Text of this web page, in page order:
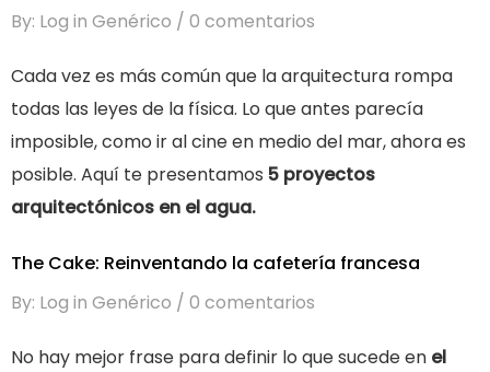
By: Log in Genérico
0 comentarios
Cada vez es más común que la arquitectura rompa
todas las leyes de la física. Lo que antes parecía
imposible, como ir al cine en medio del mar, ahora es
posible. Aquí te presentamos 5 proyectos
arquitectónicos en el agua.
The Cake: Reinventando la cafetería francesa
By: Log in Genérico
0 comentarios
No hay mejor frase para definir lo que sucede en el